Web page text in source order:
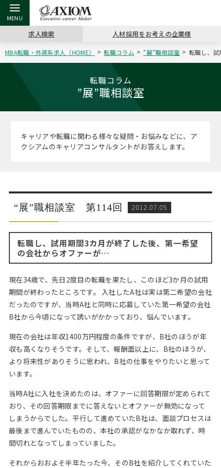
戻る
アクシアムの特長
戻る
サービス案内
戻る
戻る
キャリア支援 TOP
キャリアデザイン講座
（最新求人市場動向）
戻る
ステージ別アドバイス
MBA留学生数の推移
戻る
インターン受入企業一覧
MBAを生かす求人特集
年齢と年収の相関図
戻る
転職ツール TOP
英文レジュメの書き方
戻る
日本語履歴書テンプレート
外資系／面接攻略のコツ
戻る
転職コラム TOP
“展”職相談室
コンサルティングの現場から
キャリアに効く一冊
戻る
イベント・セミナー TOP
キャリアデザインセミナー
ジョブフェア
キャリアフォーラム
Career Talk Live
MBA NETWORKING
戻る
会社概要 TOP
アクセス
パブリシティ
求人検索 人材採用をお考えの企業様
MBA転職・外資系求人（HOME） 転職コラム ”展”職相談室 転職し、
転職コラム
”展”職相談室
キャリアや転職に関わる様々な疑問・お悩みなどに、ア
クシアムのキャリアコンサルタントがお答えします。
“展”職相談室 第114回 2012.07.05
転職し、試用期間3カ月が終了した後、第一希望
の会社からオファーが…
現在34歳で、先日2度目の転職を果たし、このほど3か月の試用
期間が終わったところです。 入社したA社は実は第二希望の会社
だったのですが、当時A社と同時に応募していた第一希望の会社
B社から今頃になって誘いがかかっており、悩んでいます。
現在の会社は年収1400万円程度の条件ですが、B社のほうが年
収も高くなりそうです。そして、報酬面以上に、B社のほうが、
より将来性がありそうに思われ、B社の仕事をやりたいと思って
います。
当時A社に入社を決めたのは、オファーに回答期限が定められて
おり、その回答期限までに答えないとオファーが無効になって
しまうからでした。平行して進めていたB社は、面談プロセスは
最後まで進んでいたものの、本社の承認がなかなか取れず、時
間切れとなってしまっていました。
それからおおよそ半年たった今、そのB社を紹介してくれていた